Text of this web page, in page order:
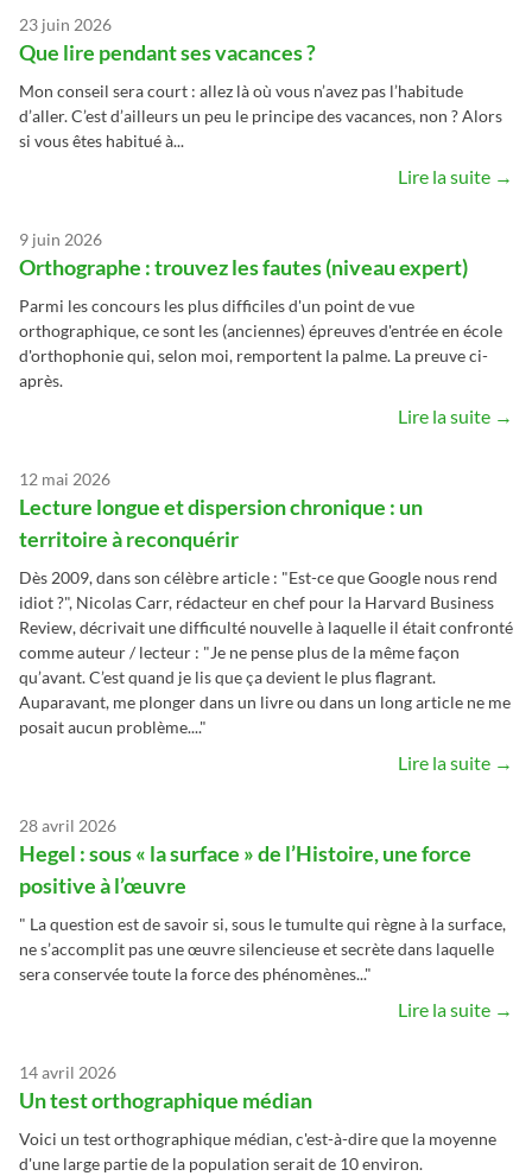
23 juin 2026
Que lire pendant ses vacances ?
Mon conseil sera court : allez là où vous n’avez pas l’habitude
d’aller. C’est d’ailleurs un peu le principe des vacances, non ? Alors
si vous êtes habitué à...
Lire la suite →
9 juin 2026
Orthographe : trouvez les fautes (niveau expert)
Parmi les concours les plus difficiles d'un point de vue
orthographique, ce sont les (anciennes) épreuves d'entrée en école
d'orthophonie qui, selon moi, remportent la palme. La preuve ci-
après.
Lire la suite →
12 mai 2026
Lecture longue et dispersion chronique : un
territoire à reconquérir
Dès 2009, dans son célèbre article : "Est-ce que Google nous rend
idiot ?", Nicolas Carr, rédacteur en chef pour la Harvard Business
Review, décrivait une difficulté nouvelle à laquelle il était confronté
comme auteur / lecteur : "Je ne pense plus de la même façon
qu’avant. C’est quand je lis que ça devient le plus flagrant.
Auparavant, me plonger dans un livre ou dans un long article ne me
posait aucun problème...."
Lire la suite →
28 avril 2026
Hegel : sous « la surface » de l’Histoire, une force
positive à l’œuvre
" La question est de savoir si, sous le tumulte qui règne à la surface,
ne s’accomplit pas une œuvre silencieuse et secrète dans laquelle
sera conservée toute la force des phénomènes..."
Lire la suite →
14 avril 2026
Un test orthographique médian
Voici un test orthographique médian, c'est-à-dire que la moyenne
d'une large partie de la population serait de 10 environ.